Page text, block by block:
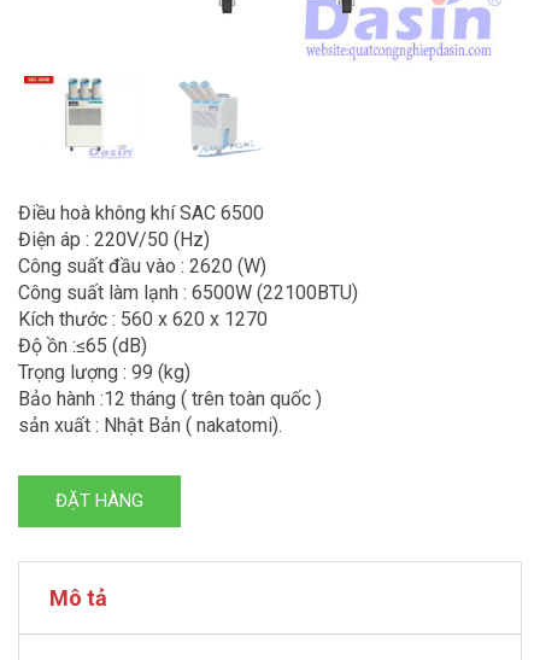
Điều hoà không khí SAC 6500
Điện áp : 220V/50 (Hz)
Công suất đầu vào : 2620 (W)
Công suất làm lạnh : 6500W (22100BTU)
Kích thước : 560 x 620 x 1270
Độ ồn :≤65 (dB)
Trọng lượng : 99 (kg)
Bảo hành :12 tháng ( trên toàn quốc )
sản xuất : Nhật Bản ( nakatomi).
ĐẶT HÀNG
Mô tả